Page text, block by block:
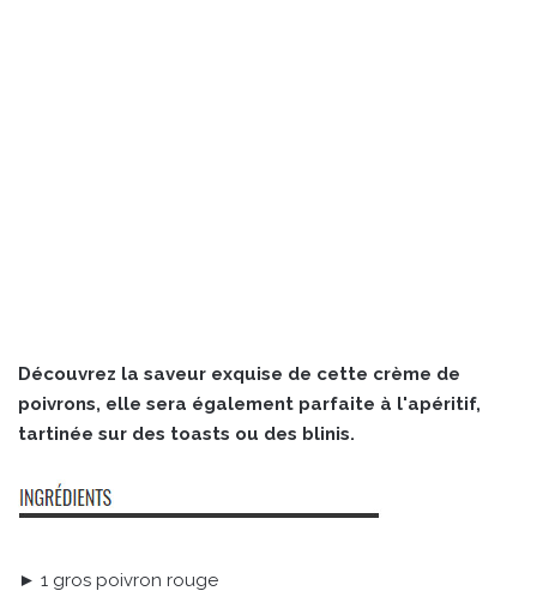
Découvrez la saveur exquise de cette crème de
poivrons, elle sera également parfaite à l'apéritif,
tartinée sur des toasts ou des blinis.
► 1 gros poivron rouge